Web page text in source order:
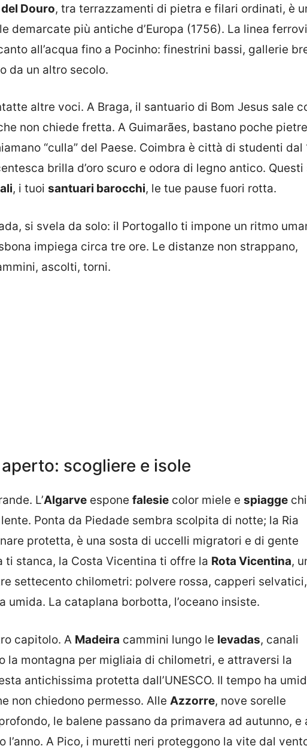
Douro, tra terrazzamenti di pietra e filari ordinati, è
demarcate più antiche d’Europa (1756). La linea
all’acqua fino a Pocinho: finestrini bassi, gallerie
da un altro secolo.
altre voci. A Braga, il santuario di Bom Jesus sale
non chiede fretta. A Guimarães, bastano poche
“culla” del Paese. Coimbra è città di studenti dal
brilla d’oro scuro e odora di legno antico. Questi
, i tuoi santuari barocchi, le tue pause fuori rotta.
si svela da solo: il Portogallo ti impone un ritmo
impiega circa tre ore. Le distanze non strappano,
ascolti, torni.
scogliere e isole
L’Algarve espone falesie color miele e spiagge
lente. Ponta da Piedade sembra scolpita di notte; la Ria
protetta, è una sosta di uccelli migratori e di gente
ti stanca, la Costa Vicentina ti offre la Rota Vicentina,
settecento chilometri: polvere rossa, capperi
umida. La cataplana borbotta, l’oceano insiste.
capitolo. A Madeira cammini lungo le levadas, canali
la montagna per migliaia di chilometri, e attraversi la
antichissima protetta dall’UNESCO. Il tempo ha
non chiedono permesso. Alle Azzorre, nove sorelle
le balene passano da primavera ad autunno, e
l’anno. A Pico, i muretti neri proteggono la vite dal